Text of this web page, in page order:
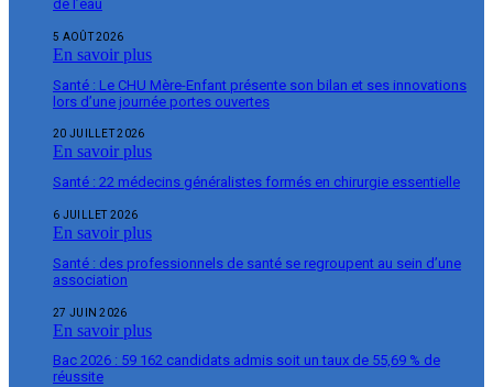
de l’eau
5 AOÛT 2026
En savoir plus
Santé : Le CHU Mère-Enfant présente son bilan et ses innovations
lors d’une journée portes ouvertes
20 JUILLET 2026
En savoir plus
Santé : 22 médecins généralistes formés en chirurgie essentielle
6 JUILLET 2026
En savoir plus
Santé : des professionnels de santé se regroupent au sein d’une
association
27 JUIN 2026
En savoir plus
Bac 2026 : 59 162 candidats admis soit un taux de 55,69 % de
réussite